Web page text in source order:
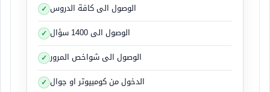
الوصول الى كافة الدروس
الوصول الى 1400 سؤال
الوصول الى شواخص المرور
الدخول من كومبيوتر او جوال